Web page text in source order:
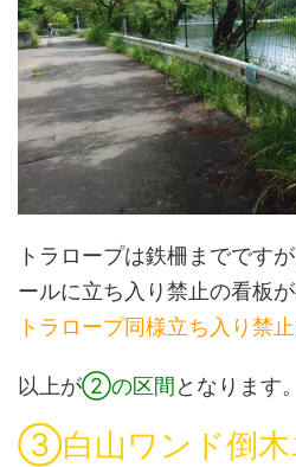
トラロープは鉄柵までです
ールに立ち入り禁止の看板
トラロープ同様立ち入り禁止
以上が②の区間 となります。
③白山ワンド倒木